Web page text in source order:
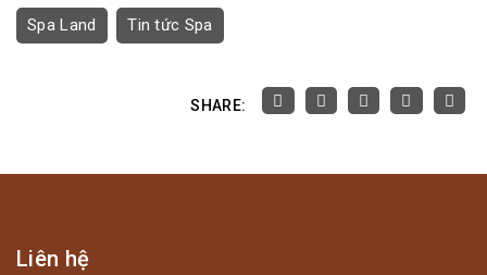
Spa Land Tin tức Spa
SHARE:
Liên hệ